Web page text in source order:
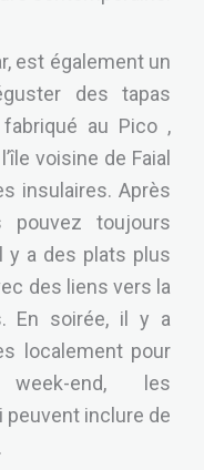
est également un
des tapas
au Pico ,
voisine de Faial
insulaires. Après
pouvez toujours
y a des plats plus
des liens vers la
En soirée, il y a
localement pour
end, les
inclure de